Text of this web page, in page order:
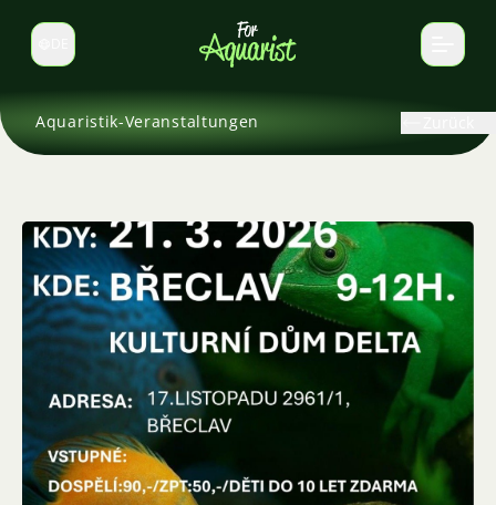
Sprache wechseln
Aquaristik-Veranstaltungen